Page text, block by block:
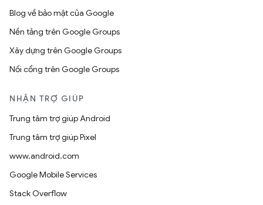
Blog về bảo mật của Google
Nền tảng trên Google Groups
Xây dựng trên Google Groups
Nối cổng trên Google Groups
NHẬN TRỢ GIÚP
Trung tâm trợ giúp Android
Trung tâm trợ giúp Pixel
www.android.com
Google Mobile Services
Stack Overflow